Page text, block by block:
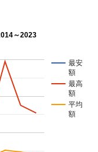
～2023
最安
額
最高
額
平均
額